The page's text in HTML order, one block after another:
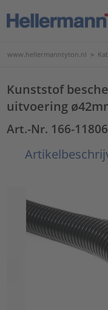
www.hellermanntyton.nl >
Kunststof
uitvoering
Art.-Nr. 166-11806